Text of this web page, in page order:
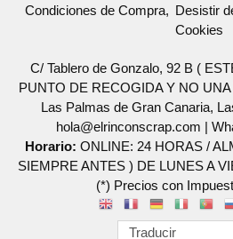
Condiciones de Compra
Desistir
Cookies
C/ Tablero de Gonzalo, 92 B (
PUNTO DE RECOGIDA Y NO
Las Palmas de Gran Canaria,
hola@elrinconscrap.com |
Horario: ONLINE: 24 HORAS /
SIEMPRE ANTES ) DE LUNES A
(*) Precios con